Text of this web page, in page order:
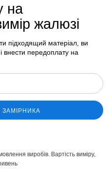
на
жалюзі
підходящий матеріал, ви
внести передоплату на
ЗАМІРНИКА
виробів. Вартість виміру,